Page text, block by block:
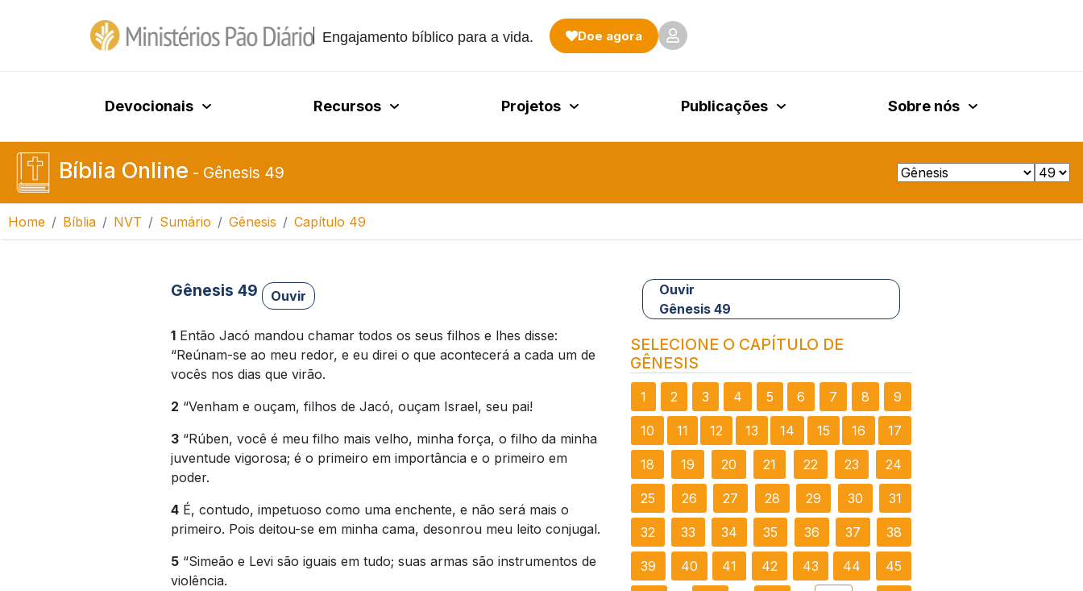
Engajamento bíblico para a vida. Doe agora
Devocionais Recursos Projetos Publicações Sobre nós
Bíblia Online - Gênesis 49
Home Bíblia NVT Sumário Gênesis Capítulo 49
Gênesis 49 Ouvir
1 Então Jacó mandou chamar todos os seus filhos e lhes disse:
“Reúnam-se ao meu redor, e eu direi o que acontecerá a cada um de
vocês nos dias que virão.
2 “Venham e ouçam, filhos de Jacó, ouçam Israel, seu pai!
3 “Rúben, você é meu filho mais velho, minha força, o filho da minha
juventude vigorosa; é o primeiro em importância e o primeiro em
poder.
4 É, contudo, impetuoso como uma enchente, e não será mais o
primeiro. Pois deitou-se em minha cama, desonrou meu leito conjugal.
5 “Simeão e Levi são iguais em tudo; suas armas são instrumentos de
violência.
Ouvir
Gênesis 49
SELECIONE O CAPÍTULO DE
GÊNESIS
1 2 3 4 5 6 7 8 9
10 11 12 13 14 15 16 17
18 19 20 21 22 23 24
25 26 27 28 29 30 31
32 33 34 35 36 37 38
39 40 41 42 43 44 45